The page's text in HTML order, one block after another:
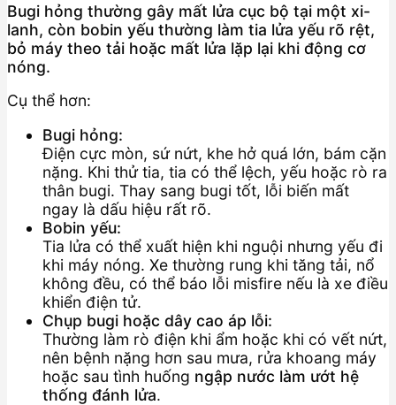
Bugi hỏng thường gây mất lửa cục bộ tại một xi-
lanh, còn bobin yếu thường làm tia lửa yếu rõ rệt,
bỏ máy theo tải hoặc mất lửa lặp lại khi động cơ
nóng.
Cụ thể hơn:
Bugi hỏng:
Điện cực mòn, sứ nứt, khe hở quá lớn, bám cặn
nặng. Khi thử tia, tia có thể lệch, yếu hoặc rò ra
thân bugi. Thay sang bugi tốt, lỗi biến mất
ngay là dấu hiệu rất rõ.
Bobin yếu:
Tia lửa có thể xuất hiện khi nguội nhưng yếu đi
khi máy nóng. Xe thường rung khi tăng tải, nổ
không đều, có thể báo lỗi misfire nếu là xe điều
khiển điện tử.
Chụp bugi hoặc dây cao áp lỗi:
Thường làm rò điện khi ẩm hoặc khi có vết nứt,
nên bệnh nặng hơn sau mưa, rửa khoang máy
hoặc sau tình huống ngập nước làm ướt hệ
thống đánh lửa.